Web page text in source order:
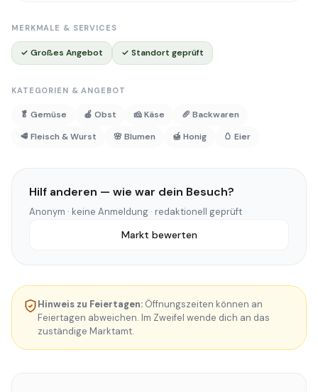
MERKMALE & SERVICES
✓ Großes Angebot ✓ Standort geprüft
KATEGORIEN & ANGEBOT
🥬 Gemüse 🍎 Obst 🧀 Käse
🥖 Backwaren
🥩 Fleisch & Wurst
🌸 Blumen 🍯 Honig 🥚 Eier
Hilf anderen — wie war dein Besuch?
Anonym · keine Anmeldung · redaktionell geprüft
Markt bewerten
Hinweis zu Feiertagen: Öffnungszeiten können an
Feiertagen abweichen. Im Zweifel wende dich an das
zuständige Marktamt.